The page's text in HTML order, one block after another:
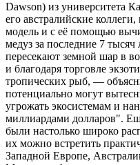
Dawson) из университета
его австралийские
модель и с её помощью
медуз за последние 7
пересекают земной шар в
и благодаря торговле
тропических рыб, —
потенциально могут
угрожать экосистемам и
миллиардами долларов".
были настолько широко
их можно встретить
Западной Европе,